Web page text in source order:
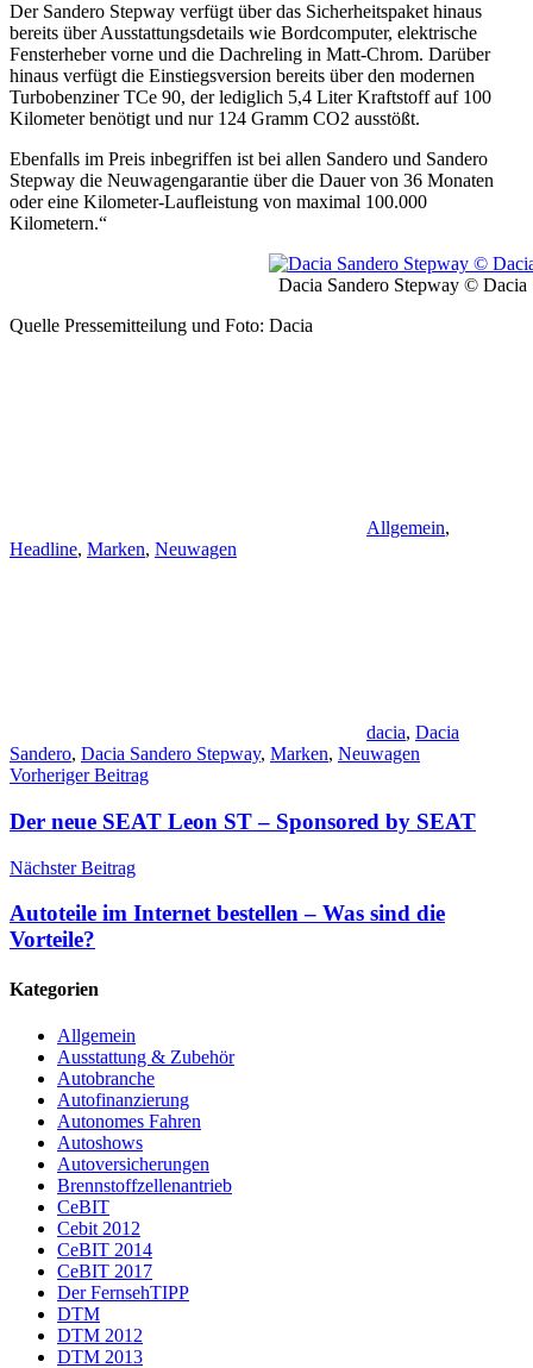
Der Sandero Stepway verfügt über das Sicherheitspaket hinaus
bereits über Ausstattungsdetails wie Bordcomputer, elektrische
Fensterheber vorne und die Dachreling in Matt-Chrom. Darüber
hinaus verfügt die Einstiegsversion bereits über den modernen
Turbobenziner TCe 90, der lediglich 5,4 Liter Kraftstoff auf 100
Kilometer benötigt und nur 124 Gramm CO2 ausstößt.
Ebenfalls im Preis inbegriffen ist bei allen Sandero und Sandero
Stepway die Neuwagengarantie über die Dauer von 36 Monaten
oder eine Kilometer-Laufleistung von maximal 100.000
Kilometern.“
Dacia Sandero Stepway © Dacia
Quelle Pressemitteilung und Foto: Dacia
Allgemein,
Headline, Marken, Neuwagen
dacia, Dacia
Sandero, Dacia Sandero Stepway, Marken, Neuwagen
Beitragsnavigation
Vorheriger Beitrag
Der neue SEAT Leon ST – Sponsored by SEAT
Nächster Beitrag
Autoteile im Internet bestellen – Was sind die
Vorteile?
Kategorien
Allgemein
Ausstattung & Zubehör
Autobranche
Autofinanzierung
Autonomes Fahren
Autoshows
Autoversicherungen
Brennstoffzellenantrieb
CeBIT
Cebit 2012
CeBIT 2014
CeBIT 2017
Der FernsehTIPP
DTM
DTM 2012
DTM 2013